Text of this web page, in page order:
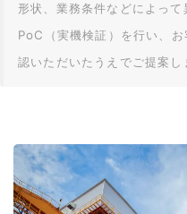
形状、業務条件などによっ
PoC（実機検証）を行い、
認いただいたうえでご提案し